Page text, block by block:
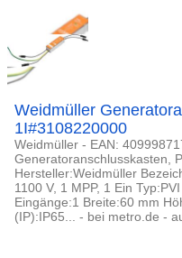
Weidmüller
1I#3108220000
Weidmüller - EAN:
Generatoranschlusskasten,
Hersteller:Weidmüller
1100 V, 1 MPP, 1 Ein
Eingänge:1 Breite:60 mm
(IP):IP65... - bei metro.de -